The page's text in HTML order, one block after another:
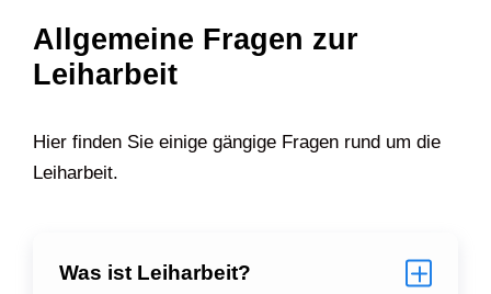
Allgemeine Fragen zur
Leiharbeit
Hier finden Sie einige gängige Fragen rund um die
Leiharbeit.
Was ist Leiharbeit?